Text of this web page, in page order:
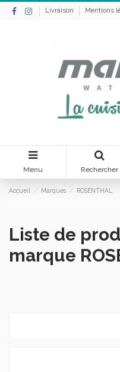
Livraison Mentions
Menu Rechercher
Accueil Marques ROSENTHAL
Liste de
marque